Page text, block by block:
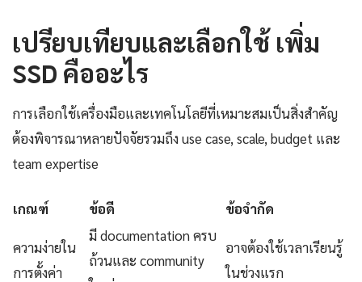
เปรียบเทียบและเลือกใช้ เพิ่ม
SSD คืออะไร
การเลือกใช้เครื่องมือและเทคโนโลยีที่เหมาะสมเป็นสิ่งสำคัญ
ต้องพิจารณาหลายปัจจัยรวมถึง use case, scale, budget และ
team expertise
เกณฑ์ ข้อดี ข้อจำกัด
ความง่ายใน
การตั้งค่า
มี documentation ครบ
ถ้วนและ community
อาจต้องใช้เวลาเรียนรู้
ในช่วงแรก